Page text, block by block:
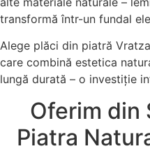
transformă într-un fundal
Alege plăci din piatră
care combină estetica
lungă durată – o investiție
Oferim din
Piatra